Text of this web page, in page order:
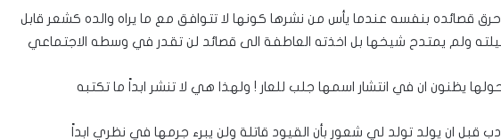
حرق قصائده بنفسه عندما يأس من نشرها كونها لا تتوافق مع ما يراه والده كشعر قابل
ولم يمتدح شيخها بل اخذته العاطفة الى قصائد لن تقدر في وسطه الاجتماعي
يظنون ان في انتشار اسمها جلب للعار ! ولهذا هي لا تنشر ابداً ما تكتبه
قبل ان يولد تولد لي شعور بأن القيود قاتلة ولن يبرء جرمها في نظري ابداً